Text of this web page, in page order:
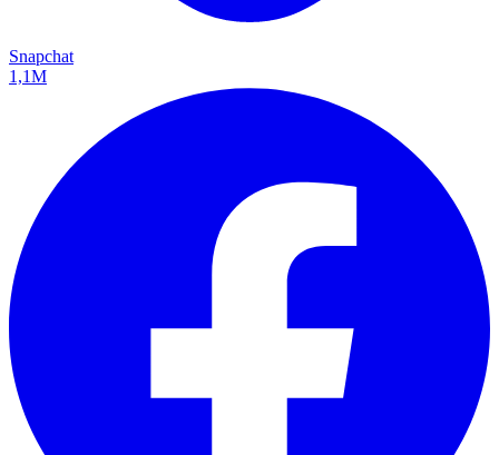
Snapchat
1,1M